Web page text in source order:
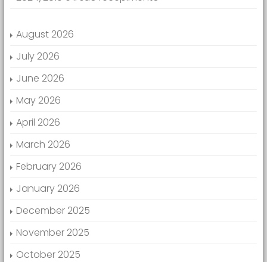
August 2026
July 2026
June 2026
May 2026
April 2026
March 2026
February 2026
January 2026
December 2025
November 2025
October 2025